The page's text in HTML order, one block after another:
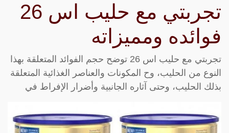
تجربتي مع حليب اس 26
فوائده ومميزاته
تجربتي مع حليب اس 26 توضح حجم الفوائد المتعلقة بهذا
النوع من الحليب، وح المكونات والعناصر الغذائية المتعلقة
بذلك الحليب، وحتى آثاره الجانبية وأضرار الإفراط في